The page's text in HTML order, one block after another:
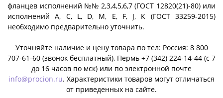
фланцев исполнений №№ 2,3,4,5,6,7 (ГОСТ 12820(21)-80) или
исполнений A, C, L, D, M, E, F, J, К (ГОСТ 33259-2015)
необходимо предварительно уточнить.
Уточняйте наличие и цену товара по тел: Россия: 8 800
707-61-60 (звонок бесплатный), Пермь +7 (342) 224-14-44 (c 7
до 16 часов по мск) или по электронной почте
info@procion.ru. Характеристики товаров могут отличаться
от приведенных на сайте.